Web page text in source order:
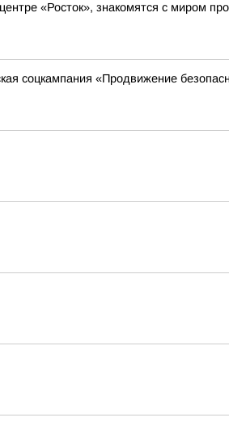
«Росток», знакомятся с миром
соцкампания «Продвижение